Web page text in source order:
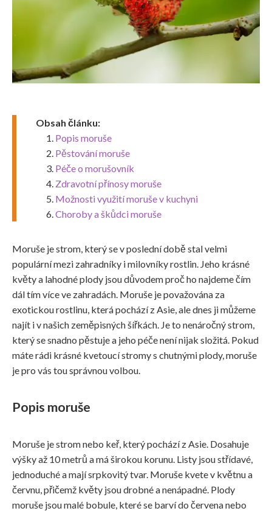
Obsah článku:
Popis moruše
Pěstování moruše
Péče o morušovník
Zdravotní přínosy moruše
Možnosti využití moruše v kuchyni
Choroby a škůdci moruše
Moruše je strom, který se v poslední době stal velmi
populární mezi zahradníky i milovníky rostlin. Jeho krásné
květy a lahodné plody jsou důvodem proč ho najdeme čím
dál tím více ve zahradách. Moruše je považována za
exotickou rostlinu, která pochází z Asie, ale dnes ji můžeme
najít i v našich zeměpisných šířkách. Je to nenáročný strom,
který se snadno pěstuje a jeho péče není nijak složitá. Pokud
máte rádi krásné kvetoucí stromy s chutnými plody, moruše
je pro vás tou správnou volbou.
Popis moruše
Moruše je strom nebo keř, který pochází z Asie. Dosahuje
výšky až 10 metrů a má širokou korunu. Listy jsou střídavé,
jednoduché a mají srpkovitý tvar. Moruše kvete v květnu a
červnu, přičemž květy jsou drobné a nenápadné. Plody
moruše jsou malé bobule, které se barví do červena nebo